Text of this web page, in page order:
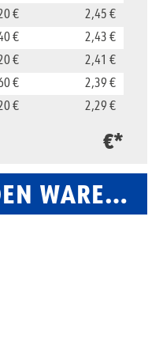
€
2,45 €
€
2,43 €
€
2,41 €
€
2,39 €
€ 2,29 €
€*
Wert ein